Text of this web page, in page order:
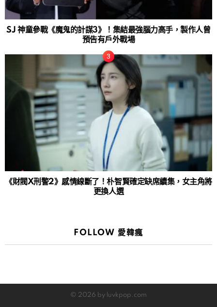
SJ 神童參戰《魔鬼的計謀3》！集結最強腦力高手，製作人曾
預告有戶外戰場
《財閥X刑警2》感情線斷了！朴智賢確定缺席續集，女主角將
更換人選
FOLLOW 愛韓瘋
© 2026 by luvkpop.com